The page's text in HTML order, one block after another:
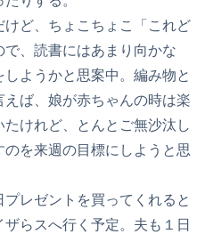
ど、ちょこちょこ「これど
、読書にはあまり向かな
ようかと思案中。編み物と
ば、娘が赤ちゃんの時は楽
けれど、とんとご無沙汰し
を来週の目標にしようと思
レゼントを買ってくれると
らスへ行く予定。夫も１日